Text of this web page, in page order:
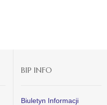
BIP INFO
Biuletyn Informacji